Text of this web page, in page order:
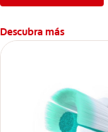
Descubra más